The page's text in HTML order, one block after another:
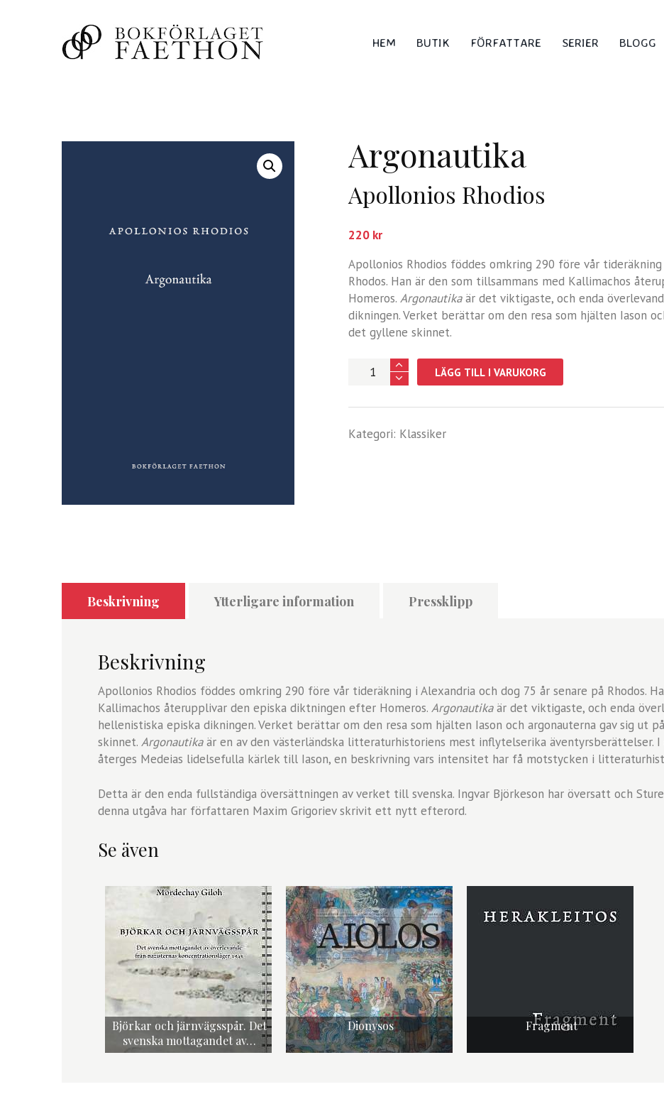
HEM BUTIK FÖRFATTARE SERIER BLOGG
Argonautika
Apollonios Rhodios
220 kr
Apollonios Rhodios föddes omkring 290 före vår
Rhodos. Han är den som tillsammans med Kallimachos
Homeros. Argonautikaär det viktigaste, och enda
dikningen. Verket berättar om den resa som hjälten Iason
det gyllene skinnet.
Argonautika
LÄGG TILL I VARUKORG
Kategori: Klassiker
Beskrivning Ytterligare information Pressklipp
Beskrivning
Apollonios Rhodios föddes omkring 290 före vår tideräkning i Alexandria och dog 75 år senare på Rhodos.
Kallimachos återupplivar den episka diktningen efter Homeros. Argonautikaär det viktigaste, och enda
hellenistiska episka dikningen. Verket berättar om den resa som hjälten Iason och argonauterna gav sig ut
skinnet. Argonautikaär en av den västerländska litteraturhistoriens mest inflytelserika äventyrsberättelser.
återges Medeias lidelsefulla kärlek till Iason, en beskrivning vars intensitet har få motstycken i
Detta är den enda fullständiga översättningen av verket till svenska. Ingvar Björkeson har översatt och
denna utgåva har författaren Maxim Grigoriev skrivit ett nytt efterord.
Se även
Björkar och järnvägsspår. Det
svenska mottagandet av…
Dionysos Fragment